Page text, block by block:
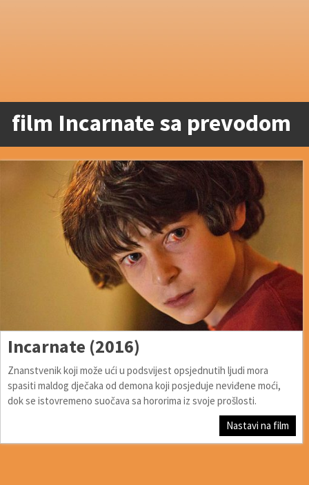
film Incarnate sa prevodom
Incarnate (2016)
Znanstvenik koji može ući u podsvijest opsjednutih ljudi mora
spasiti maldog dječaka od demona koji posjeduje neviđene moći,
dok se istovremeno suočava sa hororima iz svoje prošlosti.
Nastavi na film